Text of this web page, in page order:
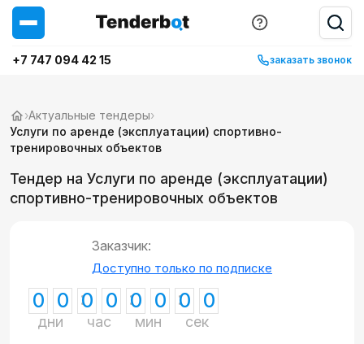
+7 747 094 42 15 заказать звонок
›Актуальные тендеры›
Услуги по аренде (эксплуатации) спортивно-
тренировочных объектов
Тендер на Услуги по аренде (эксплуатации)
спортивно-тренировочных объектов
Заказчик:
Доступно только по подписке
0 0
дни
0 0
час
0 0
мин
0 0
сек